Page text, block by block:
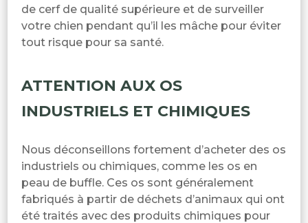
de cerf de qualité supérieure et de surveiller
votre chien pendant qu’il les mâche pour éviter
tout risque pour sa santé.
ATTENTION AUX OS
INDUSTRIELS ET CHIMIQUES
Nous déconseillons fortement d’acheter des os
industriels ou chimiques, comme les os en
peau de buffle. Ces os sont généralement
fabriqués à partir de déchets d’animaux qui ont
été traités avec des produits chimiques pour